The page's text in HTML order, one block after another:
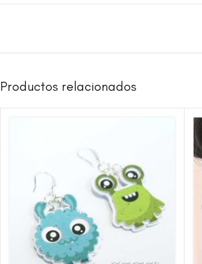
Productos relacionados